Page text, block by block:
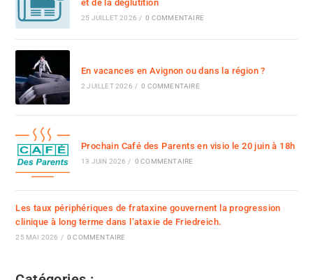
et de la déglutition
25 JUILLET 2026 / 0 COMMENTAIRE
En vacances en Avignon ou dans la région ?
2 JUILLET 2026 / 0 COMMENTAIRE
Prochain Café des Parents en visio le 20 juin à 18h
13 JUIN 2026 / 0 COMMENTAIRE
Les taux périphériques de frataxine gouvernent la progression
clinique à long terme dans l’ataxie de Friedreich.
25 MAI 2026 / 0 COMMENTAIRE